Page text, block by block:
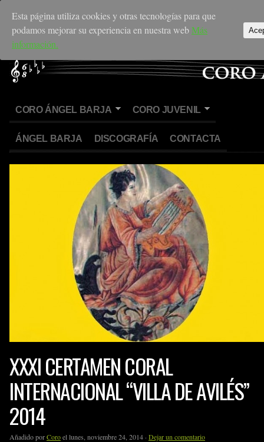
CORO ÁNGEL BARJA CORO JUVENIL
ÁNGEL BARJA DISCOGRAFÍA CONTACTA
XXXI CERTAMEN CORAL
INTERNACIONAL “VILLA DE AVILÉS”
2014
Añadido porCoroel lunes, noviembre 24, 2014 · Dejar un comentario
Esta página utiliza cookies y otras tecnologías para que
podamos mejorar su experiencia en nuestra webMás
información.